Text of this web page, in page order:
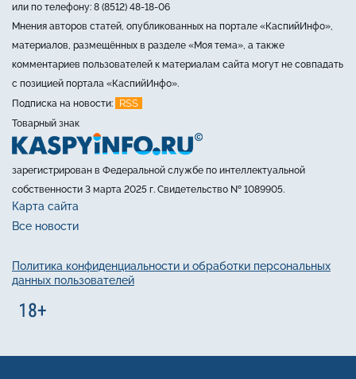
или по телефону: 8 (8512) 48-18-06
Мнения авторов статей, опубликованных на портале «КаспийИнфо»,
материалов, размещённых в разделе «Моя тема», а также
комментариев пользователей к материалам сайта могут не совпадать
с позицией портала «КаспийИнфо».
Подписка на новости:
RSS
Товарный знак
зарегистрирован в Федеральной службе по интеллектуальной
собственности 3 марта 2025 г. Свидетельство № 1089905.
Карта сайта
Все новости
Политика конфиденциальности и обработки персональных
данных пользователей